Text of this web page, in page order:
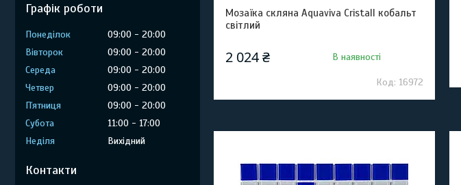
Мозаїка скляна Aquaviva Сristall кобальт
світлий
2 024 ₴ В наявності
16972
Графік роботи
Понеділок 09:00
20:00
Вівторок
09:00
20:00
Середа
09:00
20:00
Четвер
09:00
20:00
Пʼятниця
09:00
20:00
Субота
11:00
17:00
Неділя
Вихідний
Контакти